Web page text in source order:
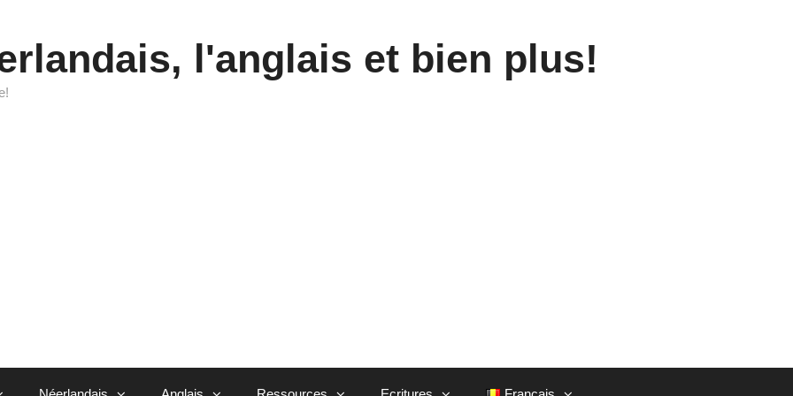
l'anglais et bien plus!